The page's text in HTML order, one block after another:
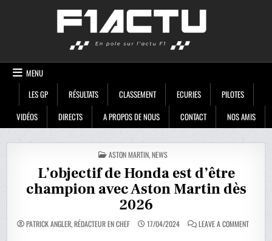
MENU
LES GP
RÉSULTATS CLASSEMENT ECURIES
PILOTES
VIDÉOS
DIRECTS A PROPOS DE NOUS CONTACT NOS AMIS
POSTED
IN
ASTON MARTIN,NEWS
L’objectif de Honda est d’être
champion avec Aston Martin dès
2026
PATRICK ANGLER, RÉDACTEUR EN CHEF 17/04/2024 LEAVE A COMMENTON